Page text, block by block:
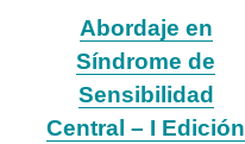
Abordaje en
Síndrome de
Sensibilidad
Central – I Edición